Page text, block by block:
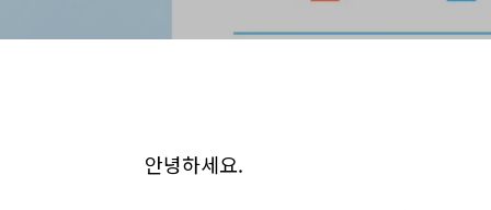
안녕하세요.